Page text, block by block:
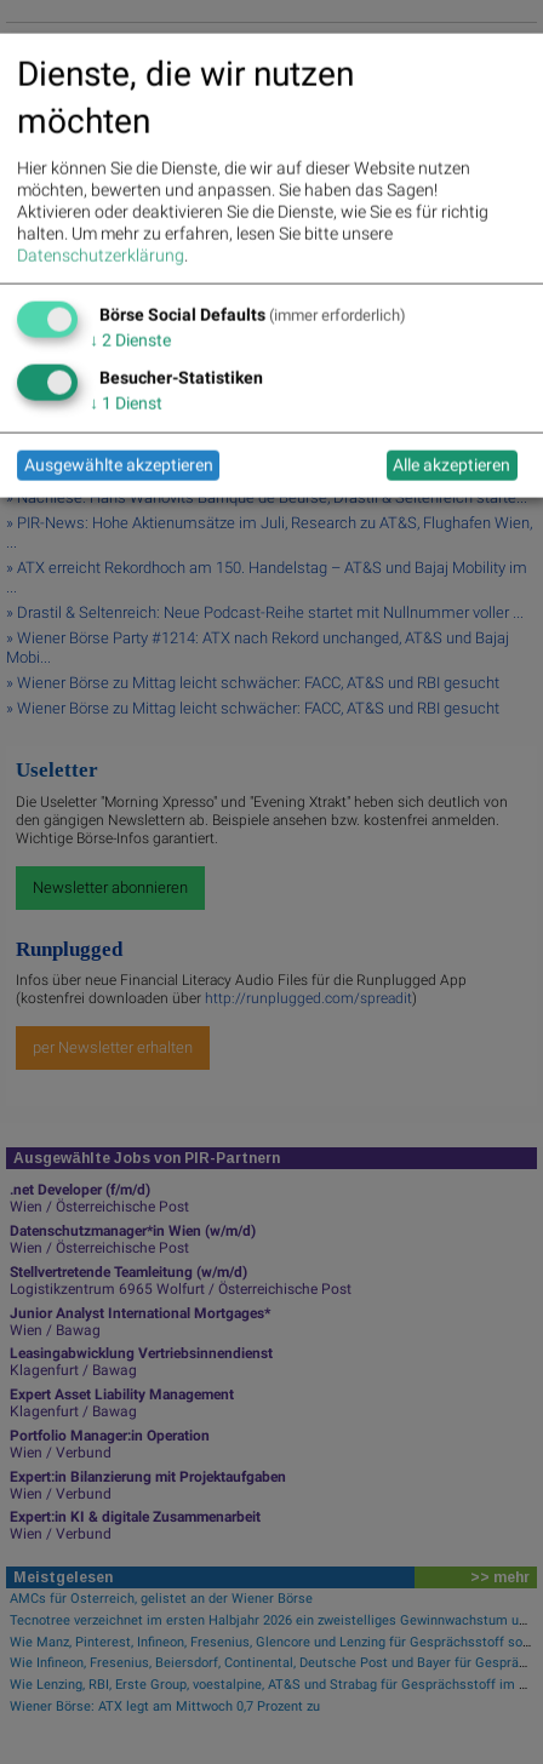
Random Partner
Agrana
mit Sitz in Wien. Agrana erzeugt Zucker, Stärke, sogenannte
Fruchtzubereitungen und Fruchtsaftkonzentrate sowie
Bioethanol. Das Unternehmen veredelt landwirtschaftliche
Rohstoffe zu vielseitigen industriellen Produkten und beliefert
sowohl lokale Produzenten als auch internationale Konzerne,
speziell die Nahrungsmittelindustrie.
>> Besuchen Sie 55 weitere Partner aufboerse-social.com/partner
Latest Blogs
» Österreich-Depots: Stockpicking Österreich zu Mittag auf Rekord (Depot K...
» Börsegeschichte 5.8.: Bitte wieder so wie 2016 (Börse Geschichte) (Börse...
» Nachlese: Hans Wanovits Barrique de Beurse, Drastil & Seltenreich starte...
» PIR-News: Hohe Aktienumsätze im Juli, Research zu AT&S, Flughafen Wien,
...
» ATX erreicht Rekordhoch am 150. Handelstag – AT&S und Bajaj Mobility im
...
» Drastil & Seltenreich: Neue Podcast-Reihe startet mit Nullnummer voller ...
» Wiener Börse Party #1214: ATX nach Rekord unchanged, AT&S und Bajaj
Mobi...
» Wiener Börse zu Mittag leicht schwächer: FACC, AT&S und RBI gesucht
» Wiener Börse zu Mittag leicht schwächer: FACC, AT&S und RBI gesucht
Useletter
Die Useletter "Morning Xpresso" und "Evening Xtrakt" heben sich deutlich von
den gängigen Newslettern ab. Beispiele ansehen bzw. kostenfrei anmelden.
Wichtige Börse-Infos garantiert.
Newsletter abonnieren
Runplugged
Infos über neue Financial Literacy Audio Files für die Runplugged App
(kostenfrei downloaden über http://runplugged.com/spreadit)
per Newsletter erhalten
Ausgewählte Jobs von PIR-Partnern
.net Developer (f/m/d)
Wien / Österreichische Post
Datenschutzmanager*in Wien (w/m/d)
Wien / Österreichische Post
Stellvertretende Teamleitung (w/m/d)
Logistikzentrum 6965 Wolfurt / Österreichische Post
Junior Analyst International Mortgages*
Wien / Bawag
Leasingabwicklung Vertriebsinnendienst
Klagenfurt / Bawag
Expert Asset Liability Management
Klagenfurt / Bawag
Portfolio Manager:in Operation
Wien / Verbund
Expert:in Bilanzierung mit Projektaufgaben
Wien / Verbund
Expert:in KI & digitale Zusammenarbeit
Wien / Verbund
Meistgelesen >> mehr
AMCs für Österreich, gelistet an der Wiener Börse
Tecnotree verzeichnet im ersten Halbjahr 2026 ein zweistelliges Gewinnwachstum und eine beschleunigte Einführungsdynamik
Wie Manz, Pinterest, Infineon, Fresenius, Glencore und Lenzing für Gesprächsstoff sorgten
Wie Infineon, Fresenius, Beiersdorf, Continental, Deutsche Post und Bayer für Gesprächsstoff im DAX sorgten
Wie Lenzing, RBI, Erste Group, voestalpine, AT&S und Strabag für Gesprächsstoff im ATX sorgten
Wiener Börse: ATX legt am Mittwoch 0,7 Prozent zu
Dienste, die wir nutzen
möchten
Hier können Sie die Dienste, die wir auf dieser Website nutzen
möchten, bewerten und anpassen. Sie haben das Sagen!
Aktivieren oder deaktivieren Sie die Dienste, wie Sie es für richtig
halten. Um mehr zu erfahren, lesen Sie bitte unsere
Datenschutzerklärung.
Börse Social Defaults (immer erforderlich)
↓ 2 Dienste
Besucher-Statistiken
↓ 1 Dienst
Ausgewählte akzeptieren Alle akzeptieren